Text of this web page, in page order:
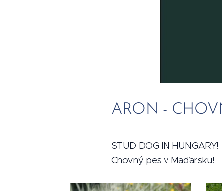
ARON -
STUD DOG IN HUNGARY!
Chovný pes v Maďarsku!